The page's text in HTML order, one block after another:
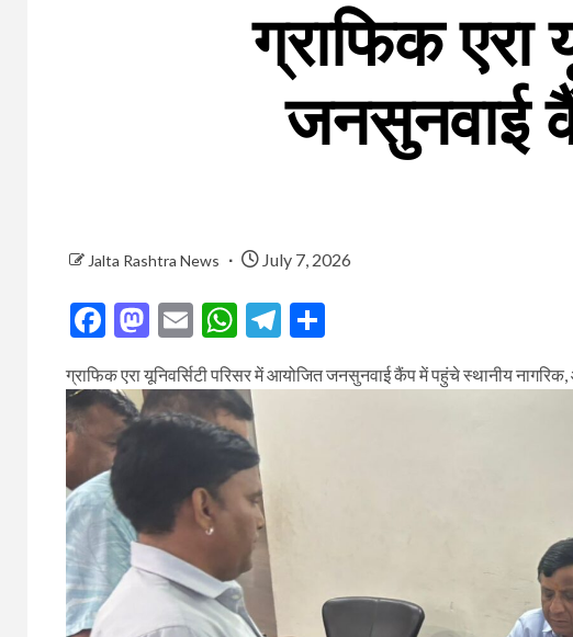
ग्राफिक एरा
जनसुनवाई
Jalta Rashtra News July 7, 2026
Facebook
Mastodon
EmailWhatsApp
Telegram
ग्राफिक एरा यूनिवर्सिटी परिसर में आयोजित जनसुनवाई कैंप में पहुंचे स्थानीय